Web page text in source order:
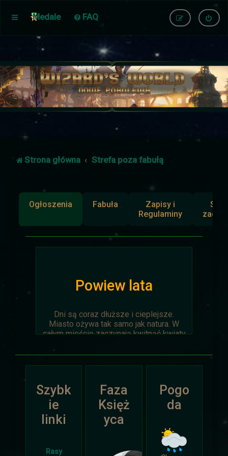
Medale FAQ
Strona główna Strefa poza fabułą
Ogłoszenia Fabuła
Zapisy i
Regulaminy
Powiew lata
Dni są coraz dłuższe i cieplejsze.
Miasto ożywa tak samo jak natura. W
całym mieście zaczynają kwitnąć kwiaty
niej udział niech napisze do
Dariusza.
Otrzyma mały upominek.
Atak Zimy i Święta
Szybk
ie
linki
Rasy
Faza
Księż
yca
Pogo
da